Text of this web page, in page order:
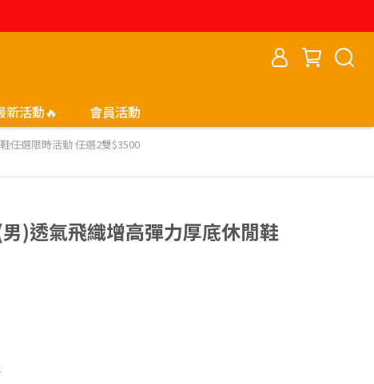
新活動🔥 會員活動
任選限時活動 任選2雙$3500
)透氣飛織增高彈力厚底休閒鞋